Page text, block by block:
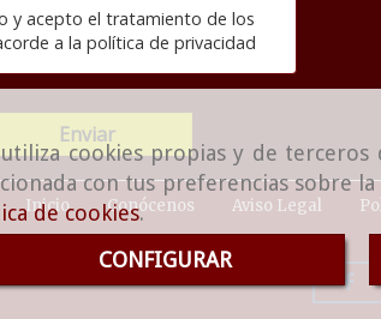
cookies propias y de
con tus preferencias sobre
de cookies.
CONFIGURAR
y acepto el tratamiento de los
a la política de privacidad
Enviar
Inicio Conócenos Aviso Legal